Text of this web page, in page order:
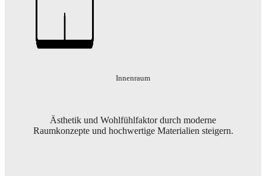
Innenraum
Ästhetik und Wohlfühlfaktor durch moderne
Raumkonzepte und hochwertige Materialien steigern.